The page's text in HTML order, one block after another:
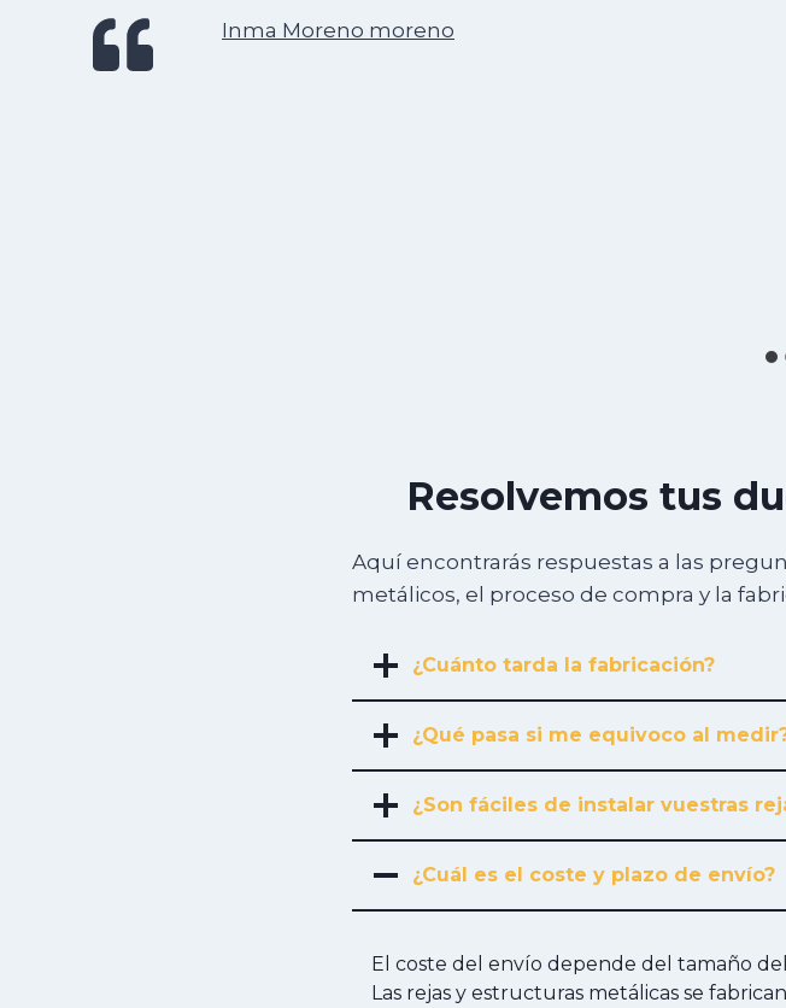
Inma Moreno moreno
Resolvemos tus
Aquí encontrarás respuestas a las
metálicos, el proceso de compra y la
¿Cuánto tarda la fabricación?
¿Qué pasa si me equivoco al
¿Son fáciles de instalar vuestras
¿Cuál es el coste y plazo de envío?
El coste del envío depende del tamaño
Las rejas y estructuras metálicas se